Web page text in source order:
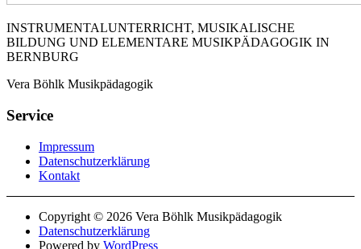
INSTRUMENTALUNTERRICHT, MUSIKALISCHE
BILDUNG UND ELEMENTARE MUSIKPÄDAGOGIK IN
BERNBURG
Vera Böhlk Musikpädagogik
Service
Impressum
Datenschutzerklärung
Kontakt
Copyright © 2026 Vera Böhlk Musikpädagogik
Datenschutzerklärung
Powered by WordPress